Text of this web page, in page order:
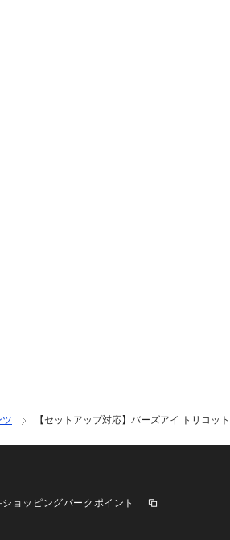
ツ 【セットアップ対応】バーズアイ トリコッ
ショッピングパークポイント